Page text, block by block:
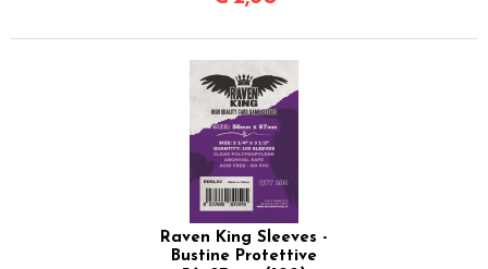
Raven King Sleeves -
Bustine Protettive